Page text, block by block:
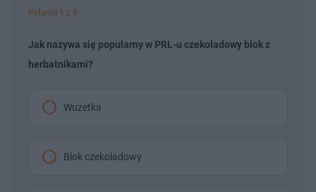
Pytanie 1 z 9
Jak nazywa się popularny w PRL-u czekoladowy blok z
herbatnikami?
Wuzetka
Blok czekoladowy